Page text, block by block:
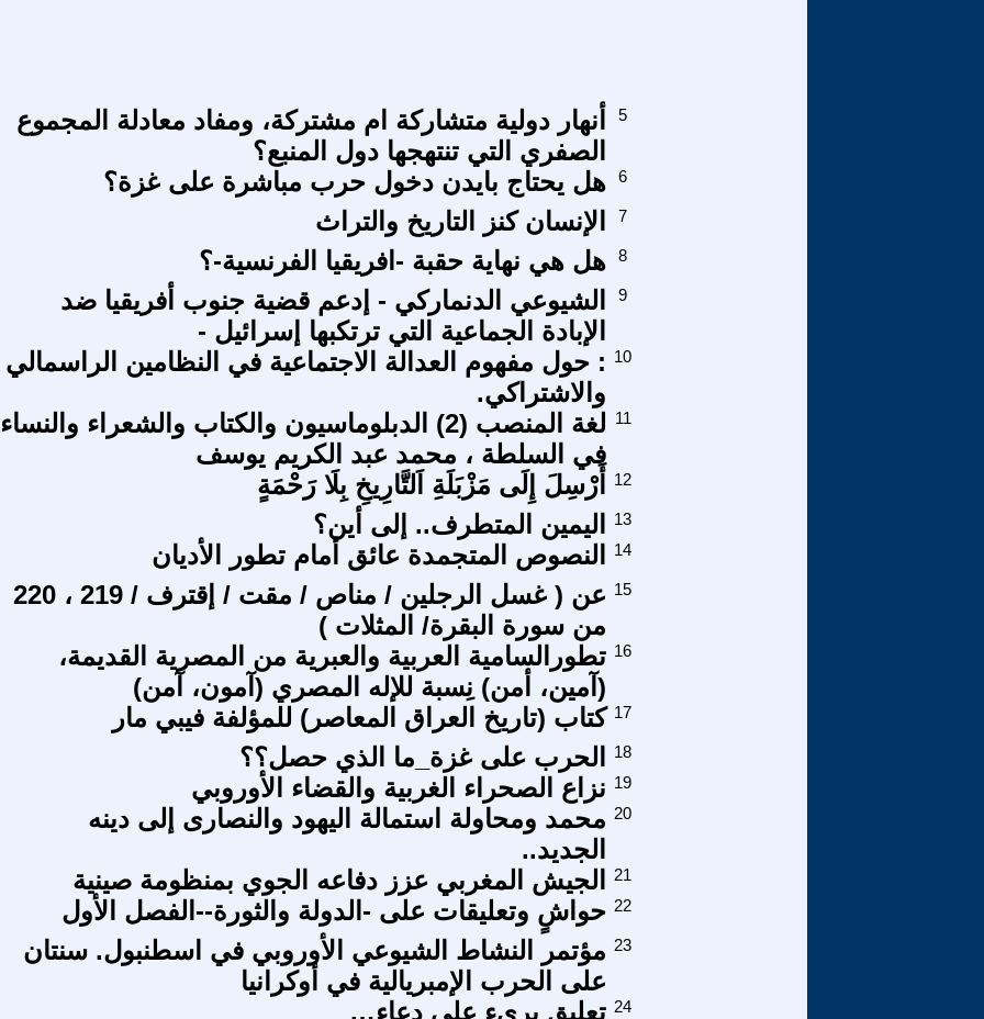
أنهار دولية متشاركة ام مشتركة، ومفاد معادلة المجموع
الصفري التي تنتهجها دول المنبع؟
5
هل يحتاج بايدن دخول حرب مباشرة على غزة؟ 6
الإنسان كنز التاريخ والتراث 7
هل هي نهاية حقبة -افريقيا الفرنسية-؟ 8
الشيوعي الدنماركي - إدعم قضية جنوب أفريقيا ضد
الإبادة الجماعية التي ترتكبها إسرائيل -
9
: حول مفهوم العدالة الاجتماعية في النظامين الراسمالي
والاشتراكي.
10
لغة المنصب (2) الدبلوماسيون والكتاب والشعراء والنساء
في السلطة ، محمد عبد الكريم يوسف
11
أَرْسِلَ إِلَى مَزْبَلَةِ اَلتَّارِيخِ بِلَا رَحْمَةٍ 12
اليمين المتطرف.. إلى أين؟
13
النصوص المتجمدة عائق أمام تطور الأديان 14
عن ( غسل الرجلين / مناص / مقت / إقترف / 219 ، 220
من سورة البقرة/ المثلات )
15
تطورالسامية العربية والعبرية من المصرية القديمة،
(آمين، أمن) نِسبة للإله المصري (آمون، آمن)
16
كتاب (تاريخ العراق المعاصر) للمؤلفة فيبي مار 17
الحرب على غزة_ما الذي حصل؟؟
18
نزاع الصحراء الغربية والقضاء الأوروبي 19
محمد ومحاولة استمالة اليهود والنصارى إلى دينه
الجديد..
20
الجيش المغربي عزز دفاعه الجوي بمنظومة صينية
21
حواشٍ وتعليقات على -الدولة والثورة--الفصل الأول 22
مؤتمر النشاط الشيوعي الأوروبي في اسطنبول. سنتان
على الحرب الإمبريالية في أوكرانيا
23
تعليق بريء على دعاء… 24